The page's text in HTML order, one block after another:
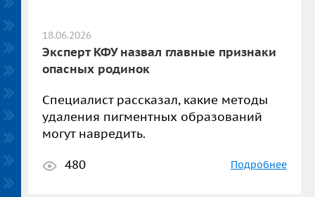
18.06.2026
Эксперт КФУ назвал главные признаки
опасных родинок
Специалист рассказал, какие методы
удаления пигментных образований
могут навредить.
480
Подробнее